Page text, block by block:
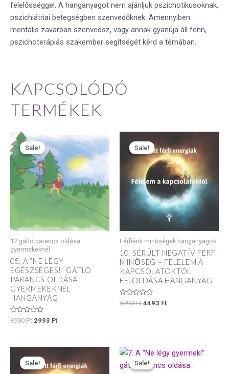
felelősséggel. A hanganyagot nem ajánljuk pszichotikusoknak,
pszichiátriai betegségben szenvedőknek. Amennyiben
mentális zavarban szenvedsz, vagy annak gyanúja áll fenn,
pszichoterápiás szakember segítségét kérd a témában.
KAPCSOLÓDÓ
TERMÉKEK
Sale!
Sale!
12 gátló parancs oldása
gyermekeknél
05. A “NE LÉGY
EGÉSZSÉGES!” GÁTLÓ
PARANCS OLDÁSA
GYERMEKEKNÉL
HANGANYAG
Értékelés:
0
3990Ft
Original
price
was:
3990 Ft.
2993 Ft
Current
price
2993 Ft.
Sale!
Sale!
Férfi-női minőségek hanganyagok
10. SÉRÜLT NEGATÍV FÉRFI
MINŐSÉG – FÉLELEM A
KAPCSOLATOKTÓL
FELOLDÁSA HANGANYAG
Értékelés:
0
5990Ft
price
was:
5990 Ft.
4493 Ft
price
is:
4493 Ft.
Sale!
Sale!price
was:
price
is:
Sale!
Sale!
Original
price
was:
Current
price
is: